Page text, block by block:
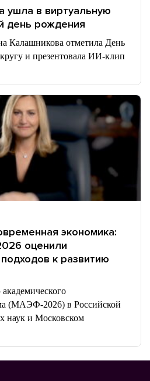
ушла в виртуальную
день рождения
Калашникова отметила День
и презентовала ИИ-клип
экономика:
оценили
к развитию
(МАЭФ-2026) в Российской
наук и Московском